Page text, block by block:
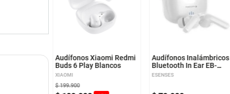
Audífonos Xiaomi Redmi
Buds 6 Play Blancos
XIAOMI
$ 199.900
Audífonos Inalámbricos
Bluetooth In Ear EB-
TWS- 400 ANC BLANCO
ESENSES